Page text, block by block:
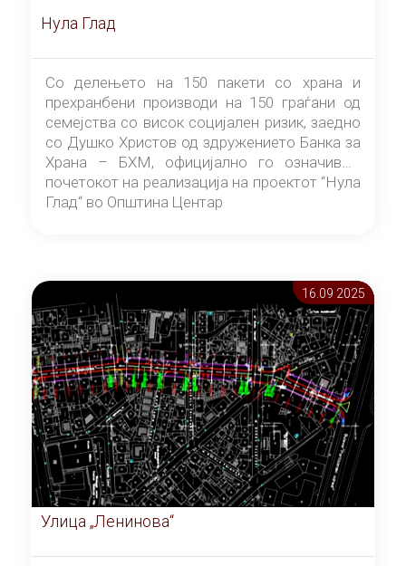
Нула Глад
Со делењето на 150 пакети со храна и
прехранбени производи на 150 граѓани од
семејства со висок социјален ризик, заедно
со Душко Христов од здружението Банка за
Храна – БХМ, официјално го означивме
почетокот на реализација на проектот “Нула
Глад“ во Општина Центар
16.09 2025
Улица „Ленинова“